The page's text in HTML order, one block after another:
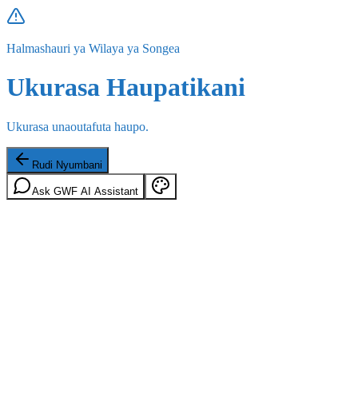
Halmashauri ya Wilaya ya Songea
Ukurasa Haupatikani
Ukurasa unaoutafuta haupo.
Rudi Nyumbani
Ask GWF AI Assistant